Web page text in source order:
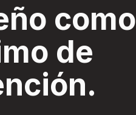
como
de